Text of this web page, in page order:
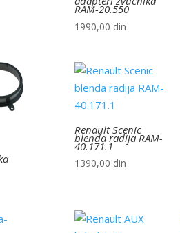
RAM-20.550
1990,00 din
Renault Scenic
blenda radija RAM-
40.171.1
1390,00 din